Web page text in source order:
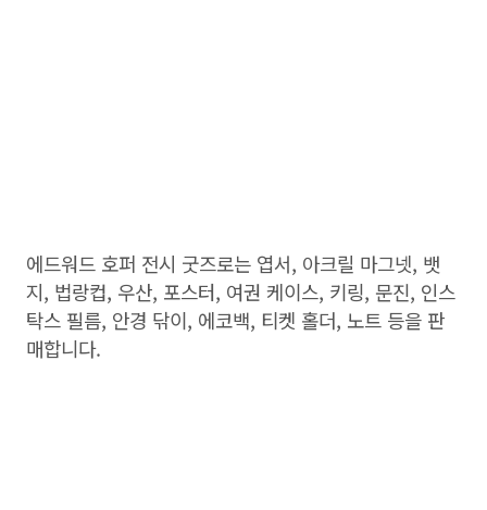
에드워드 호퍼 전시 굿즈로는 엽서, 아크릴 마그넷, 뱃
지, 법랑컵, 우산, 포스터, 여권 케이스, 키링, 문진, 인스
탁스 필름, 안경 닦이, 에코백, 티켓 홀더, 노트 등을 판
매합니다.